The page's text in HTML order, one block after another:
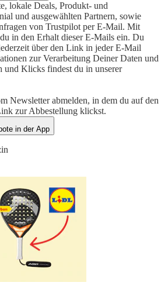
lokale Deals, Produkt- und
und ausgewählten Partnern, sowie
von Trustpilot per E-Mail. Mit
in den Erhalt dieser E-Mails ein. Du
über den Link in jeder E-Mail
zur Verarbeitung Deiner Daten und
und Klicks findest du in unserer
Newsletter abmelden, in dem du auf den
zur Abbestellung klickst.
in der App